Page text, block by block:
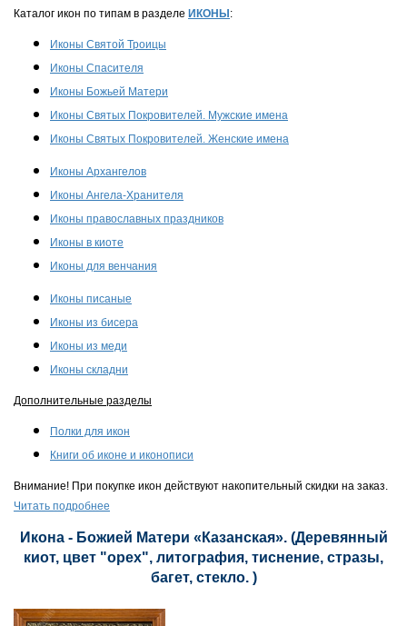
Каталог икон по типам в разделе ИКОНЫ :
Иконы Святой Троицы
Иконы Спасителя
Иконы Божьей Матери
Иконы Святых Покровителей. Мужские имена
Иконы Святых Покровителей. Женские имена
Иконы Архангелов
Иконы Ангела-Хранителя
Иконы православных праздников
Иконы в киоте
Иконы для венчания
Иконы писаные
Иконы из бисера
Иконы из меди
Иконы складни
Дополнительные разделы
Полки для икон
Книги об иконе и иконописи
Внимание! При покупке икон действуют накопительный скидки на заказ.
Читать подробнее
Икона - Божией Матери «Казанская». (Деревянный
киот, цвет "орех", литография, тиснение, стразы,
багет, стекло. )